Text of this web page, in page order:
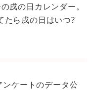
戌の日カレンダー。
たら戌の日はいつ?
ケートのデータ公